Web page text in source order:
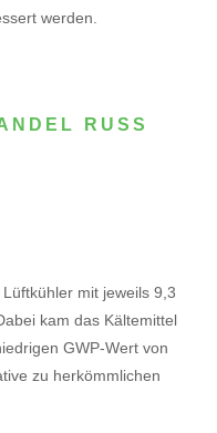
werden.
RUSS
mit jeweils 9,3
kam das Kältemittel
GWP-Wert von
zu herkömmlichen